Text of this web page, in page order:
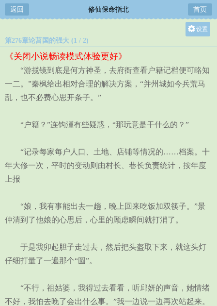
返回 修仙保命指北 首页
设置
中
小
第276章论莒国的强大 (1 / 2)
《关闭小说畅读模式体验更好》
“游揽镜到底是何方神圣，去府衙查看户籍记档便可略知
一二。”秦枫给出相对合理的解决方案，“并州城如今兵荒马
乱，也不必费心思开条子。”
“户籍？”连钩漌有些疑惑，“那玩意是干什么的？”
“记录每家每户人口、土地、店铺等情况的……档案。十
年大修一次，平时的变动则由村长、巷长负责统计，按年度
上报
“娘，我有事能出去一趟，晚上回来吃饭加双筷子。”景
仲清到了他娘的心思后，心里的顾虑瞬间就打消了。
于是我卯起胆子走过去，然后把头盔取下来，就这头灯
仔细打量了一遍那个“圆”。
“不行，祖姑婆，我得过去看看，听邱妍的声音，她情绪
不好，我怕去晚了会出什么事。”我一边说一边再次站起来。